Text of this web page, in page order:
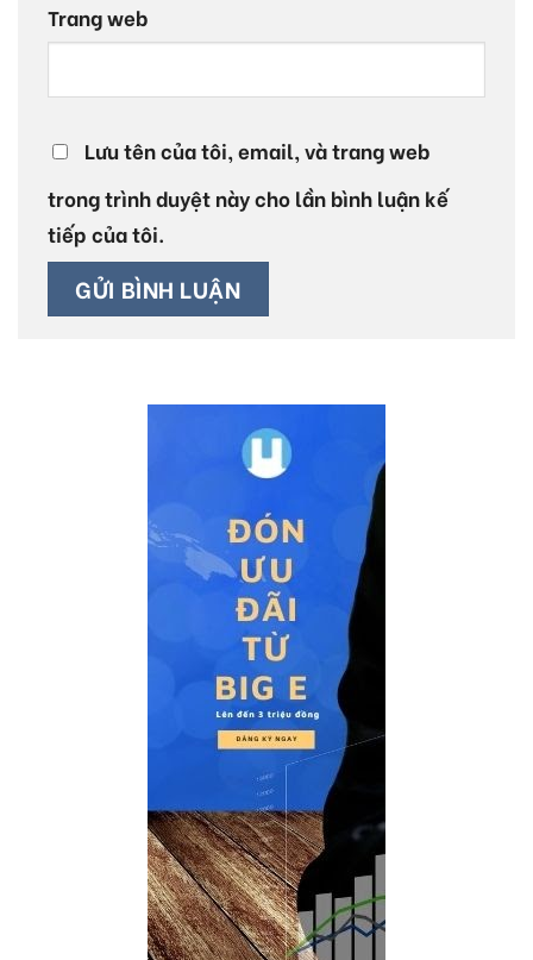
Trang web
Lưu tên của tôi, email, và trang web
trong trình duyệt này cho lần bình luận kế
tiếp của tôi.